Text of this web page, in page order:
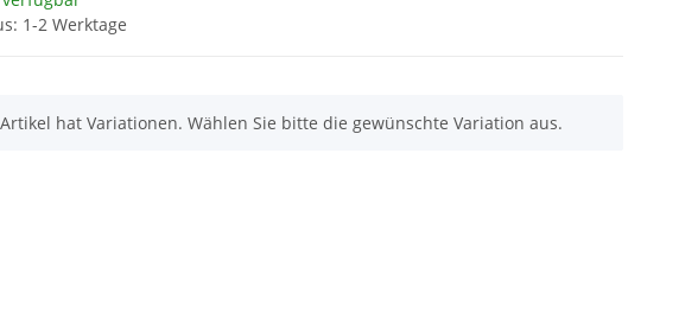
1-2 Werktage
hat Variationen. Wählen Sie bitte die gewünschte Variation aus.